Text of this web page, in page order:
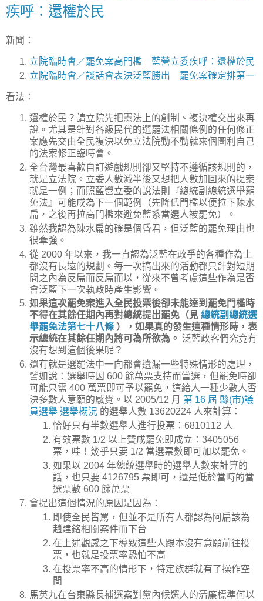
疾呼：還權於民
新聞：
立院臨時會／罷免案高門檻 藍營立委疾呼：還權於民
立院臨時會／談話會表決泛藍勝出 罷免案確定排第一
看法：
還權於民？請立院先把憲法上的創制、複決權交出來再
說。尤其是針對各級民代的選罷法相關條例的任何修正
案應先交由全民複決以免立法院動不動就來個圖利自己
的法案修正臨時會。
全台灣最喜歡自訂遊戲規則卻又堅持不遵循該規則的，
就是立法院。立委人數減半後又想把人數加回來的提案
就是一例；而照藍營立委的說法則『總統副總統選舉罷
免法』可能成為下一個範例（先降低門檻以便拉下陳水
扁，之後再拉高門檻來避免藍系當選人被罷免）。
雖然我認為陳水扁的確是個昏君，但泛藍的罷免理由也
很牽強。
從 2000 年以來，我一直認為泛藍在政爭的各種作為上
都沒有長遠的規劃。每一次搞出來的活動都只針對短期
間之內為反扁而反扁而以，從來不曾考慮這些作為是否
會泛藍下一次執政時產生影響。
如果這次罷免案進入全民投票後卻未能達到罷免門檻時
不得在其餘任期內再對總統提出罷免（見 總統副總統選
舉罷免法第七十八條 ），如果真的發生這種情形時，表
示總統在其餘任期內將可為所欲為。 泛藍政客們究竟有
沒有想到這個後果呢？
還有就是選罷法中一向都會遺漏一些特殊情形的處理，
譬如說：選舉時因 600 餘萬票支持而當選，但罷免時卻
可能只需 400 萬票即可予以罷免，這給人一種少數人否
決多數人意願的感覺。以 2005/12 月 第 16 屆 縣(市)議
員選舉 選舉概況 的選舉人數 13620224 人來計算：
恰好只有半數選舉人進行投票：6810112 人
有效票數 1/2 以上贊成罷免即成立：3405056
票，哇！幾乎只要 1/2 當選票數即可加以罷免。
如果以 2004 年總統選舉時的選舉人數來計算的
話，也只要 4126795 票即可，還是低於當時的當
選票數 600 餘萬票
會提出這個情況的原因是因為：
即使全民皆罵，但並不是所有人都認為阿扁該為
趙建銘相關案件而下台
在上述觀感之下導致這些人跟本沒有意願前往投
票，也就是投票率恐怕不高
在投票率不高的情形下，特定族群就有了操作空
間
馬英九在台東縣長補選案對黨內候選人的清廉標準何以